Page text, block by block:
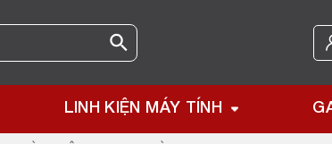
LINH KIỆN MÁY TÍNH